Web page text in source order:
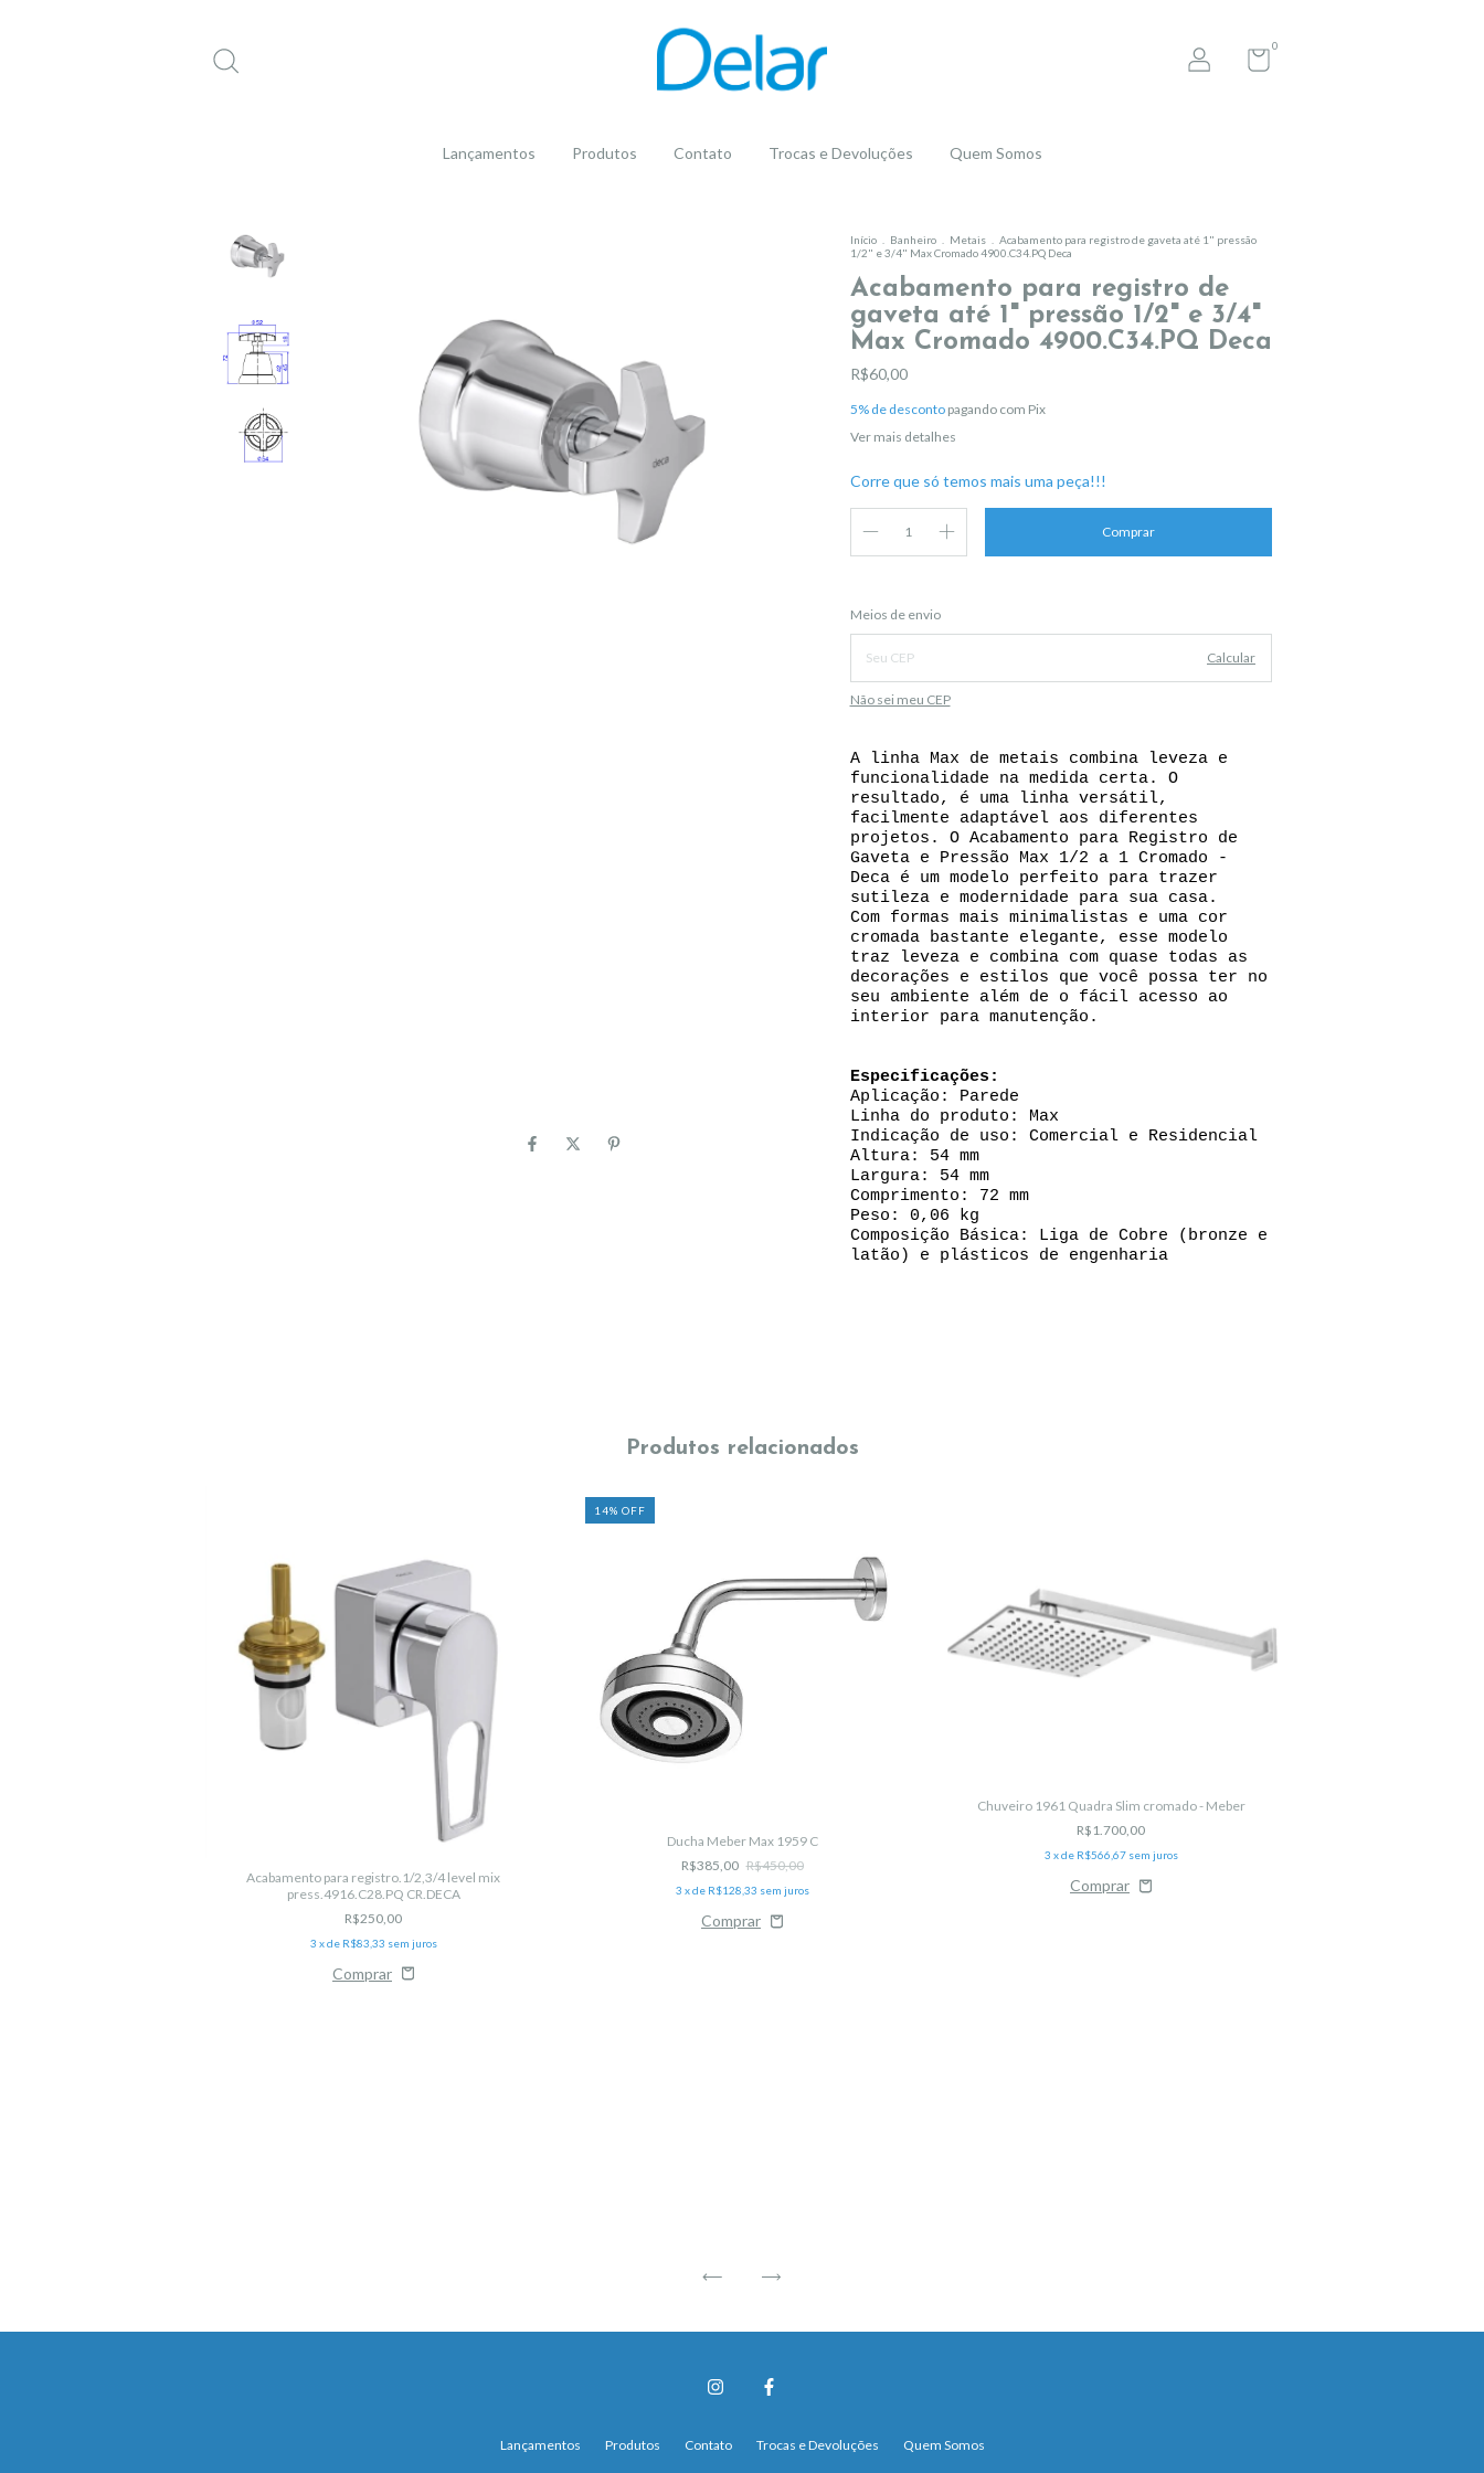
0
Lançamentos Produtos Contato Trocas e Devoluções Quem Somos
Início Banheiro Metais
Acabamento para registro de gaveta até 1" pressão
1/2" e 3/4" Max Cromado 4900.C34.PQ Deca
Acabamento para registro de
gaveta até 1" pressão 1/2" e 3/4"
Max Cromado 4900.C34.PQ Deca
R$60,00
5% de descontopagando com Pix
Ver mais detalhes
Corre que só temos mais uma peça!!!
Entregas para o CEP:
Meios de envio
Calcular
Não sei meu CEP
A linha Max de metais combina leveza e
funcionalidade na medida certa. O
resultado, é uma linha versátil,
facilmente adaptável aos diferentes
projetos. O Acabamento para Registro de
Gaveta e Pressão Max 1/2 a 1 Cromado -
Deca é um modelo perfeito para trazer
sutileza e modernidade para sua casa.
Com formas mais minimalistas e uma cor
cromada bastante elegante, esse modelo
traz leveza e combina com quase todas as
decorações e estilos que você possa ter no
seu ambiente além de o fácil acesso ao
interior para manutenção.
Especificações:
Aplicação: Parede
Linha do produto: Max
Indicação de uso: Comercial e Residencial
Altura: 54 mm
Largura: 54 mm
Comprimento: 72 mm
Peso: 0,06 kg
Composição Básica: Liga de Cobre (bronze e
latão) e plásticos de engenharia
Produtos relacionados
Acabamento para registro.1/2,3/4 level mix
press.4916.C28.PQ CR.DECA
R$250,00
3 x de R$83,33 sem juros
14% OFF
Ducha Meber Max 1959 C
R$385,00 R$450,00
3 x de R$128,33 sem juros
Chuveiro 1961 Quadra Slim cromado - Meber
R$1.700,00
3 x de R$566,67 sem juros
Lançamentos Produtos Contato Trocas e Devoluções Quem Somos